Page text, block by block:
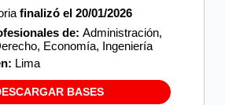
finalizó el 20/01/2026
de: Administración,
Economía, Ingeniería
Lima
BASES